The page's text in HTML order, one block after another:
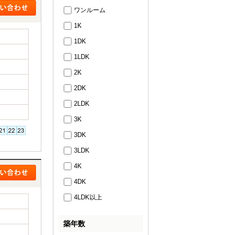
ワンルーム
1K
1DK
1LDK
2K
2DK
2LDK
3K
3DK
3LDK
4K
4DK
4LDK以上
築年数